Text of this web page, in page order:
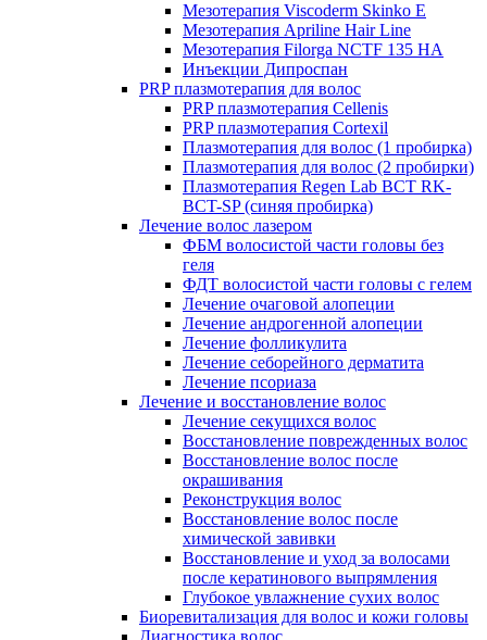
Мезотерапия Viscoderm Skinko E
Мезотерапия Apriline Hair Line
Мезотерапия Filorga NCTF 135 HA
Инъекции Дипроспан
PRP плазмотерапия для волос
PRP плазмотерапия Cellenis
PRP плазмотерапия Cortexil
Плазмотерапия для волос (1 пробирка)
Плазмотерапия для волос (2 пробирки)
Плазмотерапия Regen Lab BCT RK-
BCT-SP (синяя пробирка)
Лечение волос лазером
ФБМ волосистой части головы без
геля
ФДТ волосистой части головы с гелем
Лечение очаговой алопеции
Лечение андрогенной алопеции
Лечение фолликулита
Лечение себорейного дерматита
Лечение псориаза
Лечение и восстановление волос
Лечение секущихся волос
Восстановление поврежденных волос
Восстановление волос после
окрашивания
Реконструкция волос
Восстановление волос после
химической завивки
Восстановление и уход за волосами
после кератинового выпрямления
Глубокое увлажнение сухих волос
Биоревитализация для волос и кожи головы
Диагностика волос